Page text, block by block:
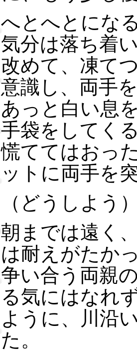
へとへとにな
気分は落ち着
改めて、凍て
意識し、両手
あっと白い息
手袋をしてく
慌ててはおっ
ットに両手を
（どうしよう
朝までは遠く
は耐えがたか
争い合う両親
る気にはなれ
ように、川沿
た。